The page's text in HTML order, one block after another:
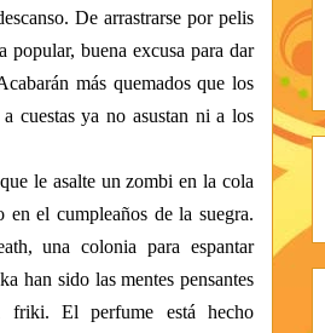
. De arrastrarse por pelis
buena excusa para dar
más quemados que los
cuestas ya no asustan ni a los
le asalte un zombi en la cola
en el cumpleaños de la suegra.
, una colonia para espantar
han sido las mentes pensantes
friki. El perfume está hecho